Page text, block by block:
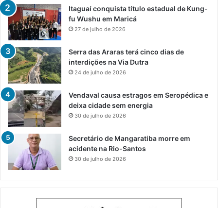
Itaguaí conquista título estadual de Kung-
fu Wushu em Maricá
27 de julho de 2026
Serra das Araras terá cinco dias de
interdições na Via Dutra
24 de julho de 2026
Vendaval causa estragos em Seropédica e
deixa cidade sem energia
30 de julho de 2026
Secretário de Mangaratiba morre em
acidente na Rio-Santos
30 de julho de 2026